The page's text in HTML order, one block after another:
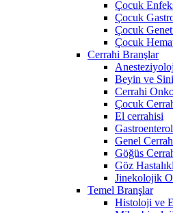
Çocuk
Çocuk
Çocuk
Çocuk
Cerrahi Branşlar
Beyin ve
Cerrahi
Çocuk
El cerrahisi
Genel
Göğüs
Göz
Jinekolojik
Temel Branşlar
Histoloji ve